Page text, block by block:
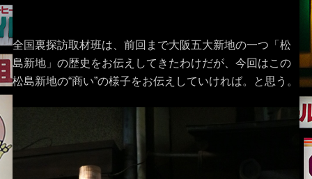
全国裏探訪取材班は、前回まで大阪五大新地の一つ「松
島新地」の歴史をお伝えしてきたわけだが、今回はこの
松島新地の“商い”の様子をお伝えしていければ。と思う。